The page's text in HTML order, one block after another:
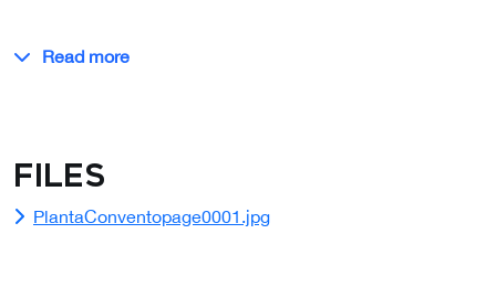
Read more
Files
PlantaConventopage0001.jpg